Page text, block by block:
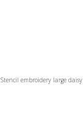
Stencil embroidery large daisy